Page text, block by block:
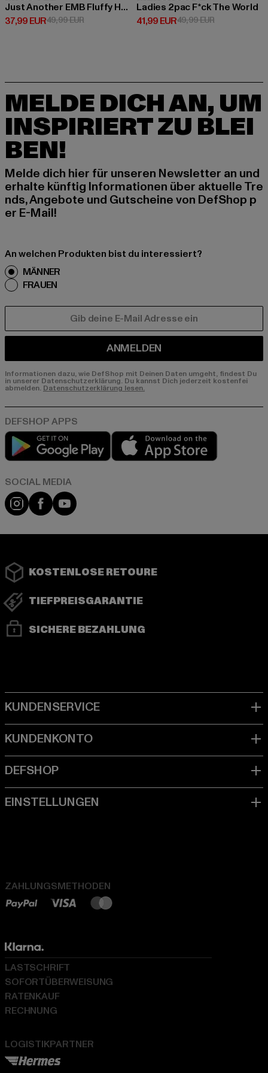
Just Another EMB Fluffy Hoody
37,99 EUR
Derzeitiger Preis: 37,99 EUR
49,99 EURAktionspreis: 49,99 EUR
Ladies 2pac F*ck The World
41,99 EUR
Derzeitiger Preis: 41,99 EUR
49,99 EURAktionspreis:
MELDE DICH AN, UM
INSPIRIERT ZU BLEI
BEN!
Melde dich hier für unseren Newsletter an und
erhalte künftig Informationen über aktuelle Tre
nds, Angebote und Gutscheine von DefShop p
er E-Mail!
An welchen Produkten bist du interessiert?
MÄNNER
FRAUEN
ANMELDEN
Informationen dazu, wie DefShop mit Deinen Daten umgeht, findest Du
in unserer Datenschutzerklärung. Du kannst Dich jederzeit kostenfei
abmelden. Datenschutzerklärung lesen.
Play market
Instagram
FacebookYouTube
KOSTENLOSE RETOURE
TIEFPREISGARANTIE
SICHERE BEZAHLUNG
ZAHLUNGSMETHODEN
LOGISTIKPARTNER
LASTSCHRIFT
SOFORTÜBERWEISUNG
RATENKAUF
RECHNUNG